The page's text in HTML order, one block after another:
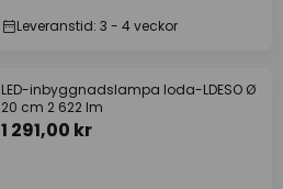
Leveranstid: 3 - 4 veckor
LED-inbyggnadslampa loda-LDESO Ø
20 cm 2 622 lm
1 291,00 kr